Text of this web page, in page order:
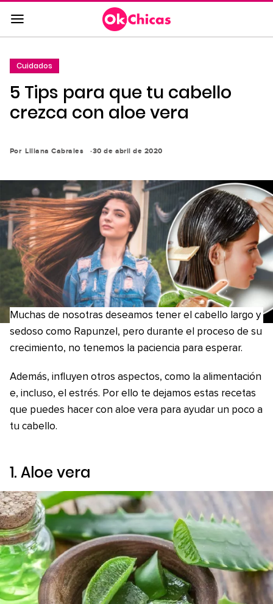
Saltar
al
contenido
a
la
navegación
Cuidados
5 Tips para que tu cabello
crezca con aloe vera
Por Liliana Cabrales 30 de abril de 2020
Muchas de nosotras deseamos tener el cabello largo y
sedoso como Rapunzel, pero durante el proceso de su
crecimiento, no tenemos la paciencia para esperar.
Además, influyen otros aspectos, como la alimentación
e, incluso, el estrés. Por ello te dejamos estas recetas
que puedes hacer con aloe vera para ayudar un poco a
tu cabello.
1. Aloe vera